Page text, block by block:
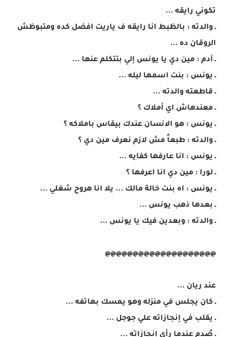
تكوني رايقه ...
ـ والدته : بالظبط انا رايقه ف ياريت افضل كده ومتبوظش
الروقان ده ...
ـ آدم : مين دي يا يونس إلي بتتكلم عنها ...
ـ يونس : بنت اسمها ليله ...
ـ قاطعته والدته ...
ـ معندهاش اي أملاك ؟
ـ يونس : هو الانسان عندك بيقاس باملاكه ؟
ـ والدته : طبعاً مش لازم نعرف مين دي ؟
ـ يونس : انا عارفها كفايه ...
ـ لورا : مين دي انا اعرفها ؟
ـ يونس : اه بنت خالة مالك ... يلا انا هروح شغلي ...
ـ بعدها ذهب يونس ...
ـ والدته : وبعدين فيك يا يونس ...
@@@@@@@@@@@@@@@@@@@@
عند ريان ...
ـ كان يجلس في منزله وهو يمسك بهاتفه ...
ـ يقلب في إنجازاته علي جوجل ...
ـ صُدم عندما رأي إنجازاته ...